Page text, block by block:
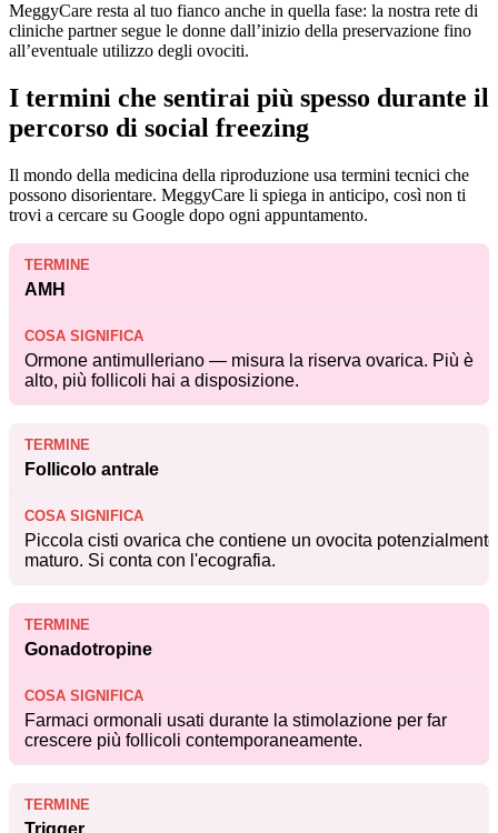
MeggyCare resta al tuo fianco anche in quella fase: la nostra rete di
cliniche partner segue le donne dall’inizio della preservazione fino
all’eventuale utilizzo degli ovociti.
I termini che sentirai più spesso durante il
percorso di social freezing
Il mondo della medicina della riproduzione usa termini tecnici che
possono disorientare. MeggyCare li spiega in anticipo, così non ti
trovi a cercare su Google dopo ogni appuntamento.
AMH
Ormone antimulleriano — misura la riserva ovarica. Più è
alto, più follicoli hai a disposizione.
Follicolo antrale
Piccola cisti ovarica che contiene un ovocita potenzialmente
maturo. Si conta con l'ecografia.
Gonadotropine
Farmaci ormonali usati durante la stimolazione per far
crescere più follicoli contemporaneamente.
Trigger